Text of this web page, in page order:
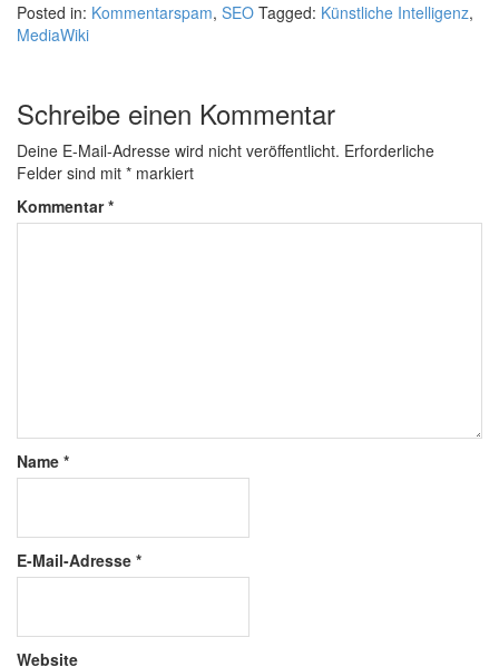
Posted in: Kommentarspam, SEO Tagged: Künstliche Intelligenz,
MediaWiki
Schreibe einen Kommentar
Deine E-Mail-Adresse wird nicht veröffentlicht. Erforderliche
Felder sind mit * markiert
Kommentar*
Name *
E-Mail-Adresse *
Website